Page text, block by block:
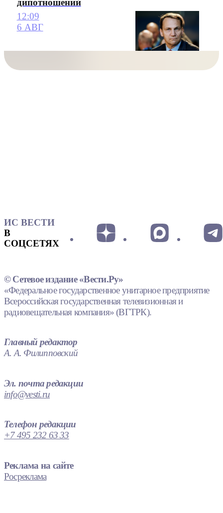
12:09
6 АВГ
ИС ВЕСТИ
В
СОЦСЕТЯХ
© Сетевое издание «Вести.Ру»
«Федеральное государственное унитарное предприятие
Всероссийская государственная телевизионная и
радиовещательная компания» (ВГТРК).
Главный редактор
А. А. Филипповский
Эл. почта редакции
info@vesti.ru
Телефон редакции
+7 495 232 63 33
Реклама на сайте
Росреклама